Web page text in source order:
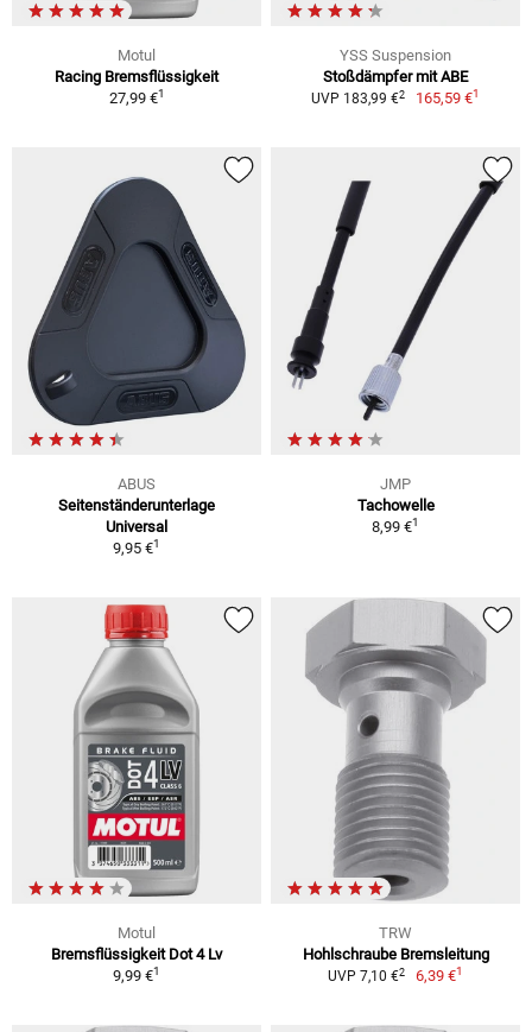
Motul
Racing Bremsflüssigkeit
27,99 €1
YSS Suspension
Stoßdämpfer mit ABE
UVP 183,99 €2 165,59 €1
ABUS
Seitenständerunterlage
Universal
9,95 €1
JMP
Tachowelle
8,99 €1
Motul
Bremsflüssigkeit Dot 4 Lv
9,99 €1
TRW
Hohlschraube Bremsleitung
UVP 7,10 €2 6,39 €1